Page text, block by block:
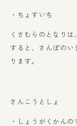
・ちょすいち
くさむらのとなり
すると、さんぽの
ります。
さんこうとしょ
・しょうがくかん